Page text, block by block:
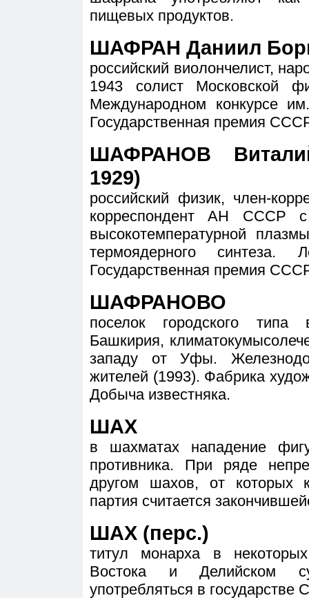
пищевых продуктов.
ШАФРАН Даниил
российский виолончелист,
1943 солист Московской
Международном конкурсе
Государственная премия
ШАФРАНОВ
1929)
российский физик, член-
корреспондент АН СССР
высокотемпературной
термоядерного синтеза.
Государственная премия
ШАФРАНОВО
поселок городского
Башкирия,
западу от Уфы.
жителей (1993). Фабрика
Добыча известняка.
ШАХ
в шахматах нападение
противника. При ряде
другом шахов, от которых
партия считается
ШАХ (перс.)
титул монарха в
Востока и Делийском
употребляться в государстве